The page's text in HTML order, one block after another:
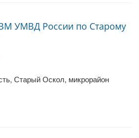
УМВД России по Старому
Старый Оскол, микрорайон